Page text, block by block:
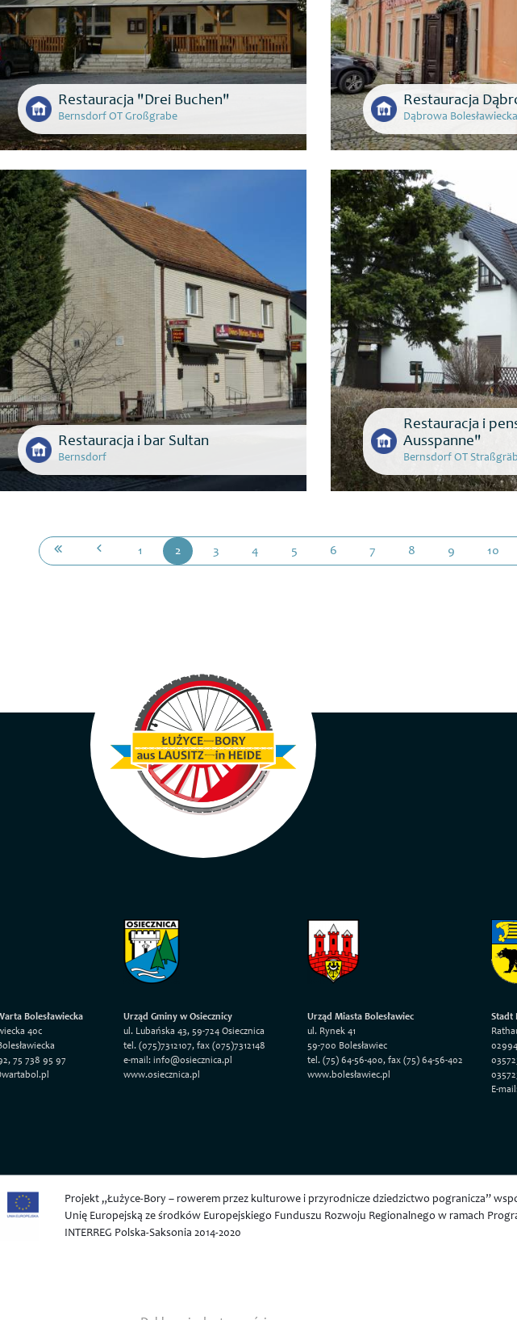
Restauracja "Drei Buchen"
Bernsdorf OT Großgrabe
Restauracja
Dąbrowa Bolesławiecka
Restauracja i bar Sultan
Bernsdorf
Restauracja i
Ausspanne"
Bernsdorf OT
1 2 3 4 5 6 7 8 9 10
Bolesławiecka
40c
75 738 95 97
Urząd Gminy w Osiecznicy
ul. Lubańska 43, 59-724 Osiecznica
tel. (075)7312107, fax (075)7312148
e-mail: info@osiecznica.pl
www.osiecznica.pl
Urząd Miasta Bolesławiec
ul. Rynek 41
59-700 Bolesławiec
tel. (75) 64-56-400, fax (75) 64-56-402
www.bolesławiec.pl
Stadt
E-
Projekt „Łużyce-Bory – rowerem przez kulturowe i przyrodnicze dziedzictwo pogranicza”
Unię Europejską ze środków Europejskiego Funduszu Rozwoju Regionalnego w ramach
INTERREG Polska-Saksonia 2014-2020